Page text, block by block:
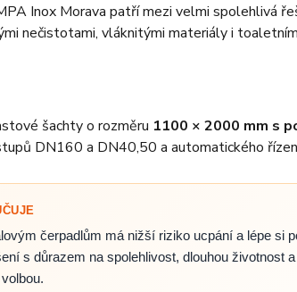
Inox Morava patří mezi velmi spolehlivá
nečistotami, vláknitými materiály i
šachty o rozměru 1100 × 2000 mm s
DN160 a DN40,50 a automatického
čerpadlům má nižší riziko ucpání a lépe si
s důrazem na spolehlivost, dlouhou životnost